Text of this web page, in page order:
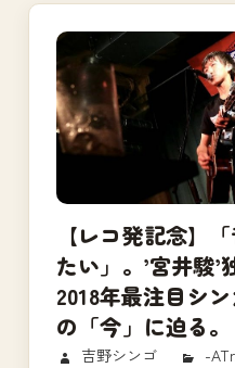
【レコ発記念】
たい」。’宮井駿’
2018年最注目シ
の「今」に迫る。
2018/10/02
吉野シンゴ -